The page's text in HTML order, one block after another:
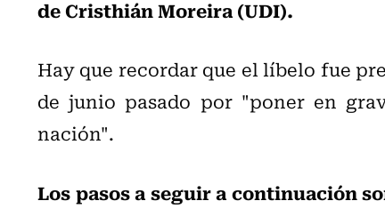
de Cristhián Moreira (UDI).
Hay que recordar que el líbelo fue
de junio pasado por "poner en
nación".
Los pasos a seguir a continuación